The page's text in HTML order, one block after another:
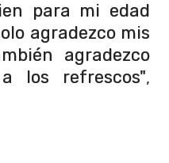
para mi edad
agradezco mis
agradezco
los refrescos",